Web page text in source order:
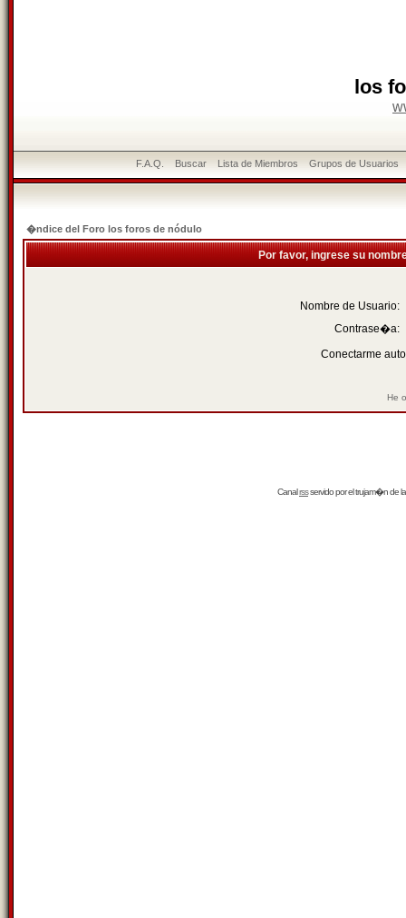
los
F.A.Q. Buscar Lista de Miembros Grupos de Usuarios
�ndice del Foro los foros de nódulo
Por favor, ingrese su
Nombre de Usuario:
Contrase�a:
Conectarme
He
Canalrssservido por eltrujam�nde